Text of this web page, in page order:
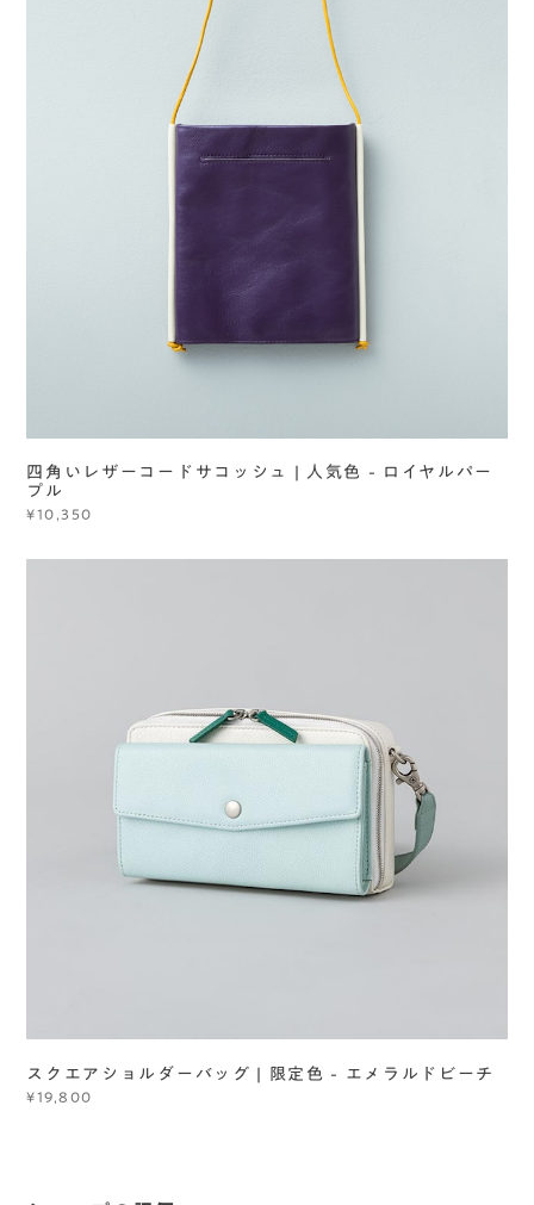
四角いレザーコードサコッシュ | 人気色 - ロイヤルパー
プル
¥10,350
スクエアショルダーバッグ | 限定色 - エメラルドビーチ
¥19,800